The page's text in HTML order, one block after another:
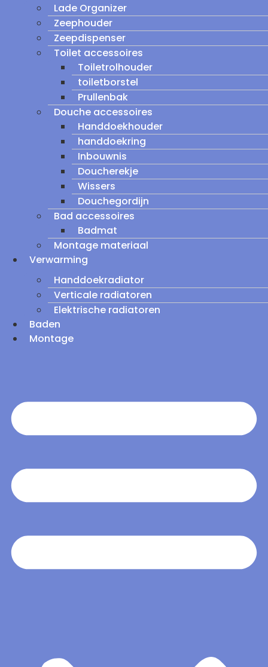
Lade Organizer
Zeephouder
Zeepdispenser
Toilet accessoires
Toiletrolhouder
toiletborstel
Prullenbak
Douche accessoires
Handdoekhouder
handdoekring
Inbouwnis
Doucherekje
Wissers
Douchegordijn
Bad accessoires
Badmat
Montage materiaal
Verwarming
Handdoekradiator
Verticale radiatoren
Elektrische radiatoren
Baden
Montage